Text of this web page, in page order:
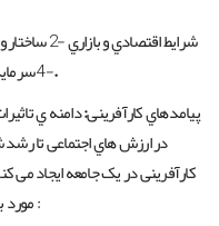
-4 سرمایه هاي اجتماعی -5 جنبه هاي مربوط به کارآفرین.
پیامدهاي کارآفرینی:دامنه ي
در ارزش هاي اجتماعی تا
کارآفرینی در یک جامعه ایجاد می
مورد بحث قرار داده اند. برخی از این تاثیرات عبارتند از :